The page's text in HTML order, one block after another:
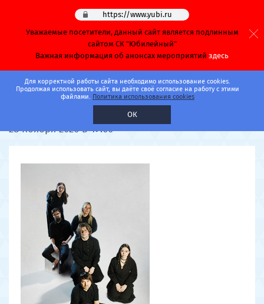
Для корректной работы сайта необходимо использование cookies.
Продолжая использовать сайт, вы даёте своё согласие на работу с этими
файлами. Политика использования cookies
ОК
https://www.yubi.ru
Уважаемые посетители, данный сайт является подлинным
сайтом СК "Юбилейный"
Важная информация об анонсах мероприятий здесь
Главная Афиша Концерты
28 ноября 2026 в 19:00